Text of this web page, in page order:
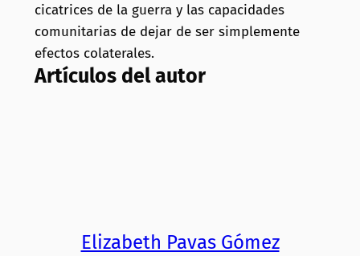
cicatrices de la guerra y las capacidades
comunitarias de dejar de ser simplemente
efectos colaterales.
Artículos del autor
Elizabeth Pavas Gómez